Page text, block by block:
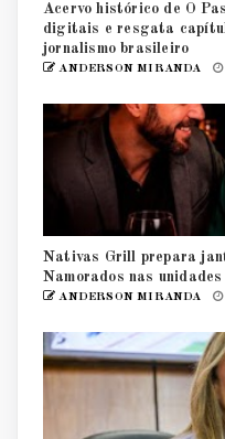
Acervo histórico de O
digitais e resgata
jornalismo brasileiro
ANDERSON MIRANDA
Nativas Grill prepara
Namorados nas
ANDERSON MIRANDA